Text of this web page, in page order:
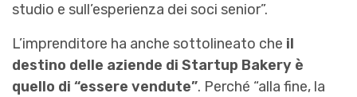
studio e sull’esperienza dei soci senior”.
L’imprenditore ha anche sottolineato che il
destino delle aziende di Startup Bakery è
quello di “essere vendute”. Perché “alla fine, la